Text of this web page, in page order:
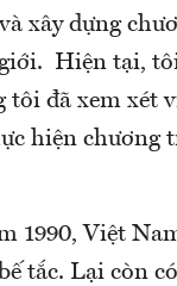
xây dựng
Hiện tại,
đã xem xét
hiện chương
1990, Việt
tắc. Lại còn